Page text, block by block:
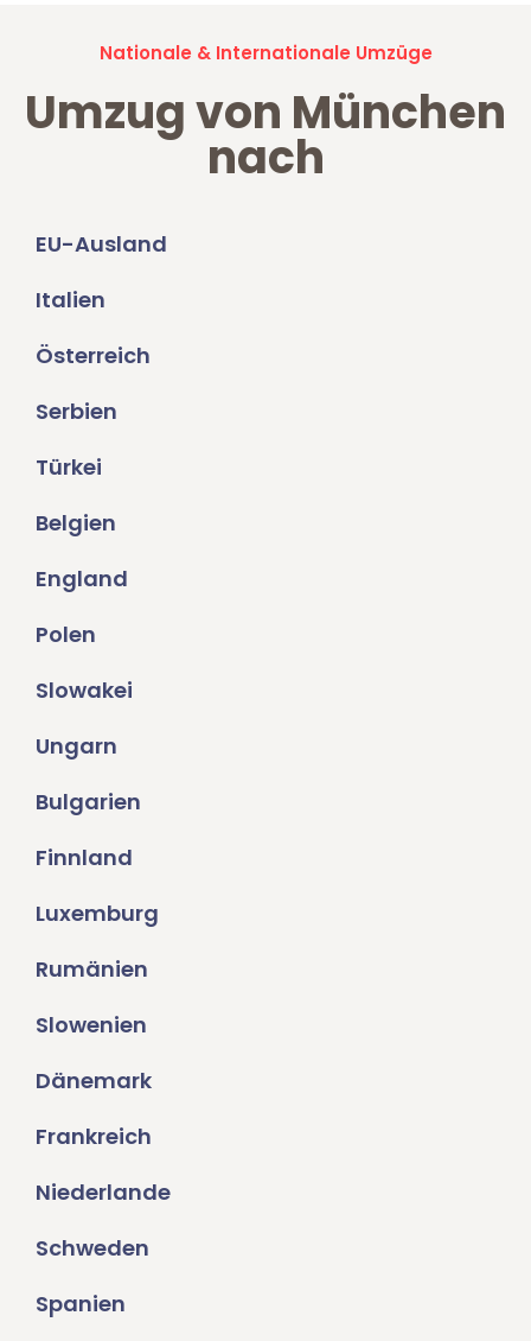
Nationale & Internationale Umzüge
Umzug von München
nach
EU-Ausland
Italien
Österreich
Serbien
Türkei
Belgien
England
Polen
Slowakei
Ungarn
Bulgarien
Finnland
Luxemburg
Rumänien
Slowenien
Dänemark
Frankreich
Niederlande
Schweden
Spanien